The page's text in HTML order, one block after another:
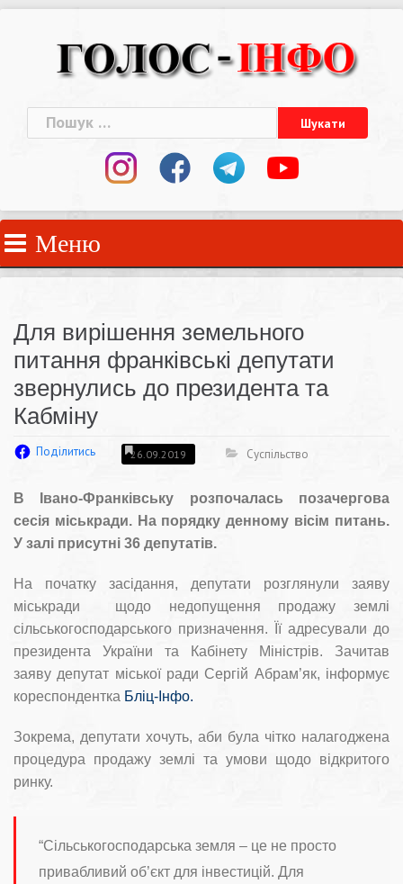
Пошук:
Меню
Для вирішення земельного
питання франківські депутати
звернулись до президента та
Кабміну
Поділитись 26.09.2019 Суспільство
В Івано-Франківську розпочалась позачергова
сесія міськради. На порядку денному вісім питань.
У залі присутні 36 депутатів.
На початку засідання, депутати розглянули заяву
міськради щодо недопущення продажу землі
сільськогосподарського призначення. Її адресували до
президента України та Кабінету Міністрів. Зачитав
заяву депутат міської ради Сергій Абрам’як, інформує
кореспондентка Бліц-Інфо.
Зокрема, депутати хочуть, аби була чітко налагоджена
процедура продажу землі та умови щодо відкритого
ринку.
“Сільськогосподарська земля – це не просто
привабливий об’єкт для інвестицій. Для